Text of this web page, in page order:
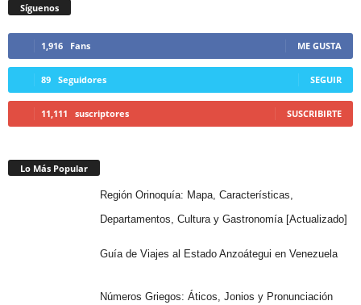
Síguenos
1,916 Fans ME GUSTA
89 Seguidores SEGUIR
11,111 suscriptores SUSCRIBIRTE
Lo Más Popular
Región Orinoquía: Mapa, Características,
Departamentos, Cultura y Gastronomía [Actualizado]
Guía de Viajes al Estado Anzoátegui en Venezuela
Números Griegos: Áticos, Jonios y Pronunciación